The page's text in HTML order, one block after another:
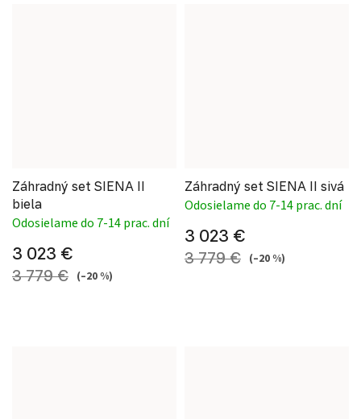
Záhradný set SIENA II
biela
Odosielame do 7-14 prac. dní
3 023 €
3 779 € (–20 %)
Záhradný set SIENA II sivá
Odosielame do 7-14 prac. dní
3 023 €
3 779 € (–20 %)